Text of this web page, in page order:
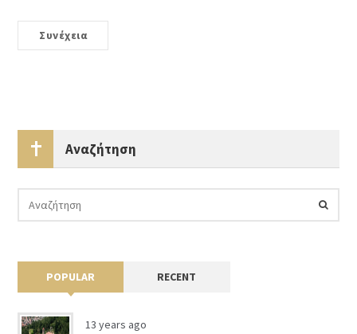
Συνέχεια
Αναζήτηση
POPULAR RECENT
13 years ago